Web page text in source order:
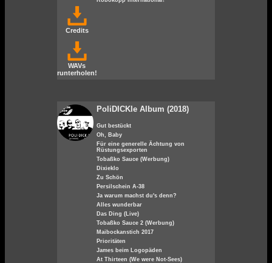
Credits
WAVs
runterholen!
PoliDICKle Album (2018)
Gut bestückt
Oh, Baby
Für eine generelle Ächtung von
Rüstungsexporten
Tobaßko Sauce (Werbung)
Dixieklo
Zu Schön
Persilschein A-38
Ja warum machst du's denn?
Alles wunderbar
Das Ding (Live)
Tobaßko Sauce 2 (Werbung)
Maibockanstich 2017
Prioritäten
James beim Logopäden
At Thirteen (We were Not-Sees)